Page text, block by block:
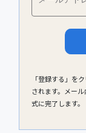
「登録する」を
されます。メー
式に完了します。